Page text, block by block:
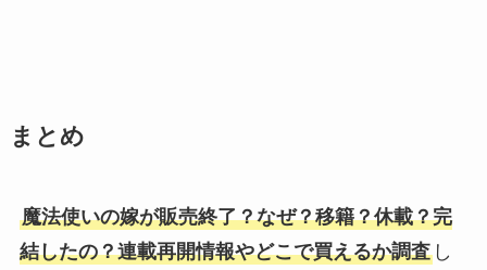
まとめ
魔法使いの嫁が販売終了？なぜ？移籍？休載？完
結したの？連載再開情報やどこで買えるか調査し